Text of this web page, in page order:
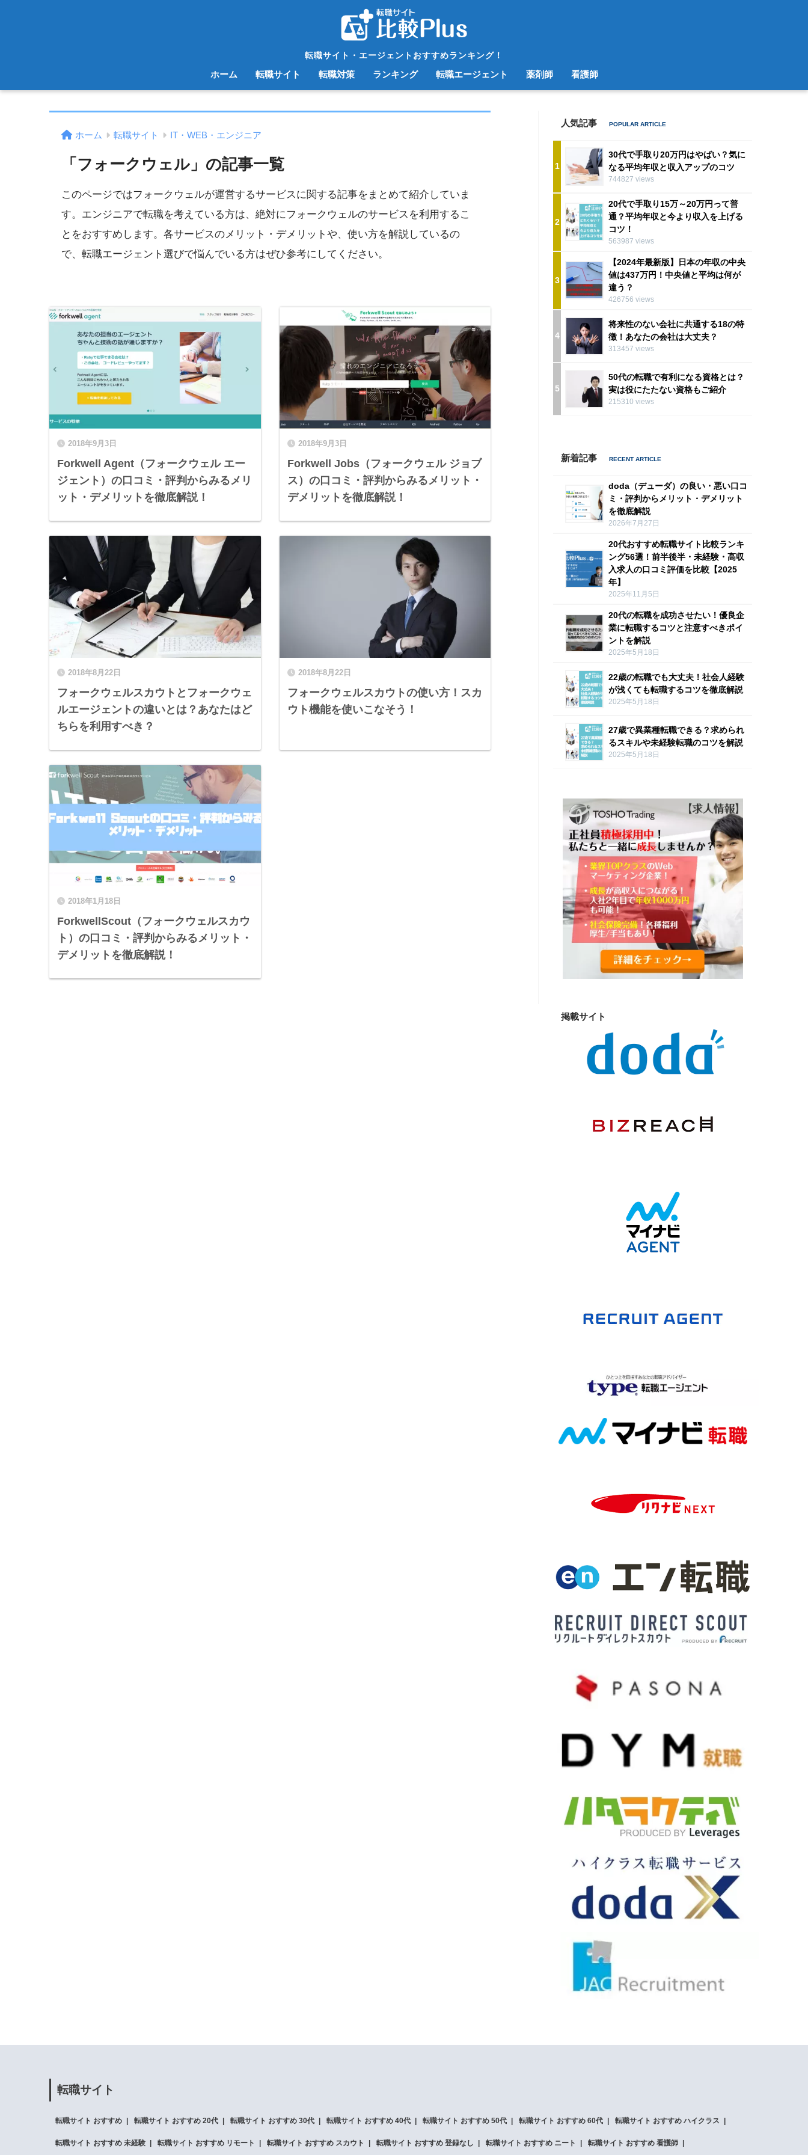
転職サイト・エージェントおすすめランキング！
ホーム 転職サイト 転職対策 ランキング 転職エージェント 薬剤師 看護師
ホーム 転職サイト IT・WEB・エンジニア
「フォークウェル」の記事一覧
このページではフォークウェルが運営するサービスに関する記事をまとめて紹介していま
す。エンジニアで転職を考えている方は、絶対にフォークウェルのサービスを利用するこ
とをおすすめします。各サービスのメリット・デメリットや、使い方を解説しているの
で、転職エージェント選びで悩んでいる方はぜひ参考にしてください。
2018年9月3日
Forkwell Agent（フォークウェル エー
ジェント）の口コミ・評判からみるメリ
ット・デメリットを徹底解説！
2018年9月3日
Forkwell Jobs（フォークウェル ジョブ
ス）の口コミ・評判からみるメリット・
デメリットを徹底解説！
2018年8月22日
フォークウェルスカウトとフォークウェ
ルエージェントの違いとは？あなたはど
ちらを利用すべき？
2018年8月22日
フォークウェルスカウトの使い方！スカ
ウト機能を使いこなそう！
2018年1月18日
ForkwellScout（フォークウェルスカウ
ト）の口コミ・評判からみるメリット・
デメリットを徹底解説！
人気記事
1
30代で手取り20万円はやばい？気に
なる平均年収と収入アップのコツ
744827 views
2
20代で手取り15万～20万円って普
通？平均年収と今より収入を上げる
コツ！
563987 views
3
【2024年最新版】日本の年収の中央
値は437万円！中央値と平均は何が
違う？
426756 views
4
将来性のない会社に共通する18の特
徴！あなたの会社は大丈夫？
313457 views
5
50代の転職で有利になる資格とは？
実は役にたたない資格もご紹介
215310 views
新着記事
doda（デューダ）の良い・悪い口コ
ミ・評判からメリット・デメリット
を徹底解説
2026年7月27日
20代おすすめ転職サイト比較ランキ
ング56選！前半後半・未経験・高収
入求人の口コミ評価を比較【2025
年】
2025年11月5日
20代の転職を成功させたい！優良企
業に転職するコツと注意すべきポイ
ントを解説
2025年5月18日
22歳の転職でも大丈夫！社会人経験
が浅くても転職するコツを徹底解説
2025年5月18日
27歳で異業種転職できる？求められ
るスキルや未経験転職のコツを解説
2025年5月18日
掲載サイト
転職サイト
転職サイト おすすめ 転職サイト おすすめ 20代 転職サイト おすすめ 30代 転職サイト おすすめ 40代 転職サイト おすすめ 50代 転職サイト おすすめ 60代 転職サイト おすすめ ハイクラス
転職サイト おすすめ 未経験 転職サイト おすすめ リモート 転職サイト おすすめ スカウト 転職サイト おすすめ 登録なし 転職サイト おすすめ ニート 転職サイト おすすめ 看護師